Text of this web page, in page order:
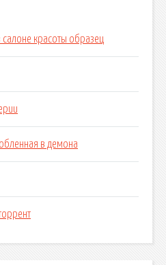
салоне красоты образец
в демона